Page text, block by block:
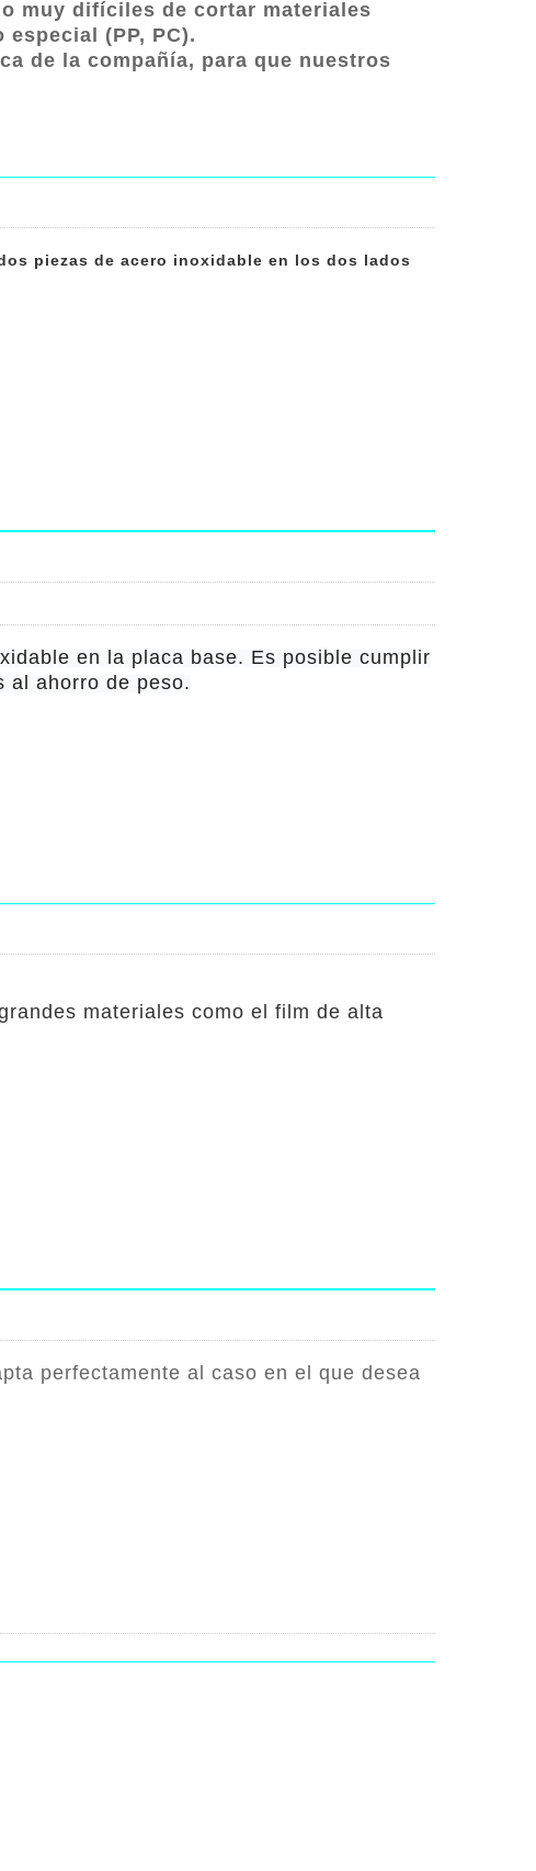
muy difíciles de cortar materiales
(PP, PC).
de la compañía, para que nuestros
piezas de acero inoxidable en los dos lados
en la placa base. Es posible cumplir
al ahorro de peso.
materiales como el film de alta
perfectamente al caso en el que desea